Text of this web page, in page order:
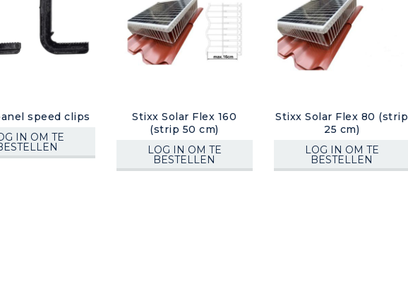
speed clips
IN OM TE
Stixx Solar Flex 160
(strip 50 cm)
LOG IN OM TE
BESTELLEN
Stixx Solar Flex 80 (strip
25 cm)
LOG IN OM TE
BESTELLEN